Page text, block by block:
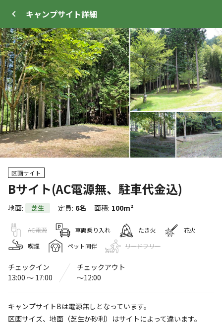
キャンプサイト詳細
区画サイト
Bサイト(AC電源無、駐車代金込)
地面: 芝生 定員: 6名 面積: 100m²
AC電源 車両乗り入れ たき火
花火
喫煙
ペット同伴 リードフリー
チェックイン
13:00 〜 17:00
チェックアウト
〜12:00
キャンプサイトBは電源無しとなっています。
区画サイズ、地面（芝生か砂利）はサイトによって違います。
+17
サイト・宿泊施設
ヒストリーパーク塚原オートキャンプ
場
〒515-3203三重県津市美杉町下之川2820-2
Googleマップで見る
灰捨て場 水洗トイレ